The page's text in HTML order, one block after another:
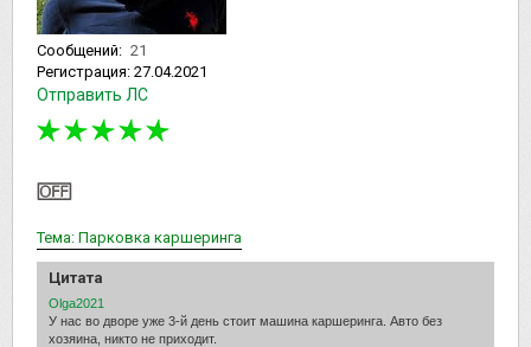
Сообщений: 21
Регистрация: 27.04.2021
Отправить ЛС
Тема: Парковка каршеринга
Цитата
Olga2021
У нас во дворе уже 3-й день стоит машина каршеринга. Авто без
хозяина, никто не приходит.